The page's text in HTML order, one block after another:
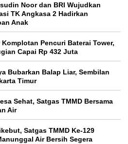
Noor dan BRI Wujudkan
TK Angkasa 2 Hadirkan
Anak
Pencuri Baterai Tower,
Capai Rp 432 Juta
Bubarkan Balap Liar, Sembilan
Timur
Sehat, Satgas TMMD Bersama
Air
Satgas TMMD Ke-129
Air Bersih Segera